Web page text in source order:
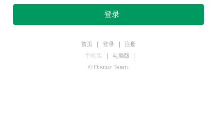
登录
首页 登录
注册
手机版
电脑版
© Discuz Team.